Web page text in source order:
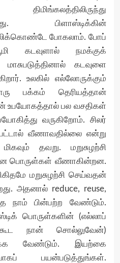
பிளாஸ்டிக்கின்
போகலாம். போப்
கடவுளால் நமக்குக்
கடவுளை
உலகில் எல்லோருக்கும்
பக்கம் தெரியத்தான்
உபயோகத்தால் பல வசதிகள்
வருகிறோம். சிலர்
வீணாவதில்லை என்று
தவறு. மறுசுழற்சி
பொருள்கள் வீணாகின்றன.
மறுசுழற்சி செய்வதன்
அதனால் reduce, reuse,
நாம் பின்பற்ற வேண்டும்.
பொருள்களின் (எல்லாப்
நான் சொல்லுவேன்)
வேண்டும். இயற்கை
பயன்படுத்துங்கள்.